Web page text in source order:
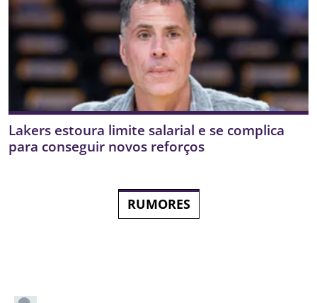
Lakers estoura limite salarial e se complica
para conseguir novos reforços
RUMORES